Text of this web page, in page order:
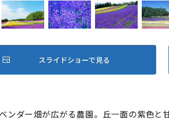
ンダー畑が広がる農園。丘一面の紫色と
スライドショーで見る